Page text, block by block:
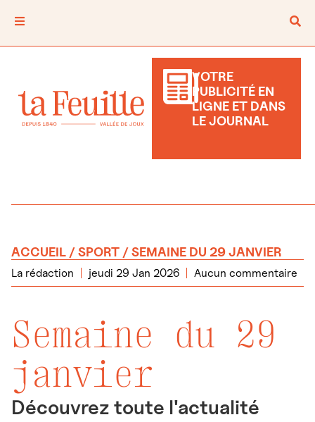
VOTRE
PUBLICITÉ EN
LIGNE ET DANS
LE JOURNAL
ACCUEIL /SPORT / SEMAINE DU 29 JANVIER
La rédaction jeudi 29 Jan 2026 Aucun commentaire
Semaine du 29
janvier
Découvrez toute l'actualité